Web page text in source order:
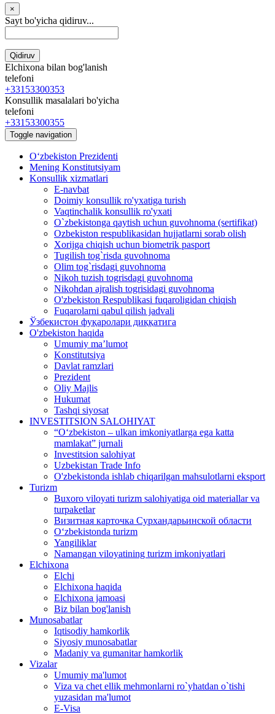
×
Sayt bo'yicha qidiruv...
Qidiruv
Elchixona bilan bog'lanish
telefoni
+33153300353
Konsullik masalalari bo'yicha
telefoni
+33153300355
Toggle navigation
Oʻzbekiston Prezidenti
Mening Konstitutsiyam
Konsullik xizmatlari
E-navbat
Doimiy konsullik ro'yxatiga turish
Vaqtinchalik konsullik ro'yxati
O`zbekistonga qaytish uchun guvohnoma (sertifikat)
Ozbekiston respublikasidan hujjatlarni sorab olish
Xorijga chiqish uchun biometrik pasport
Tugilish tog`risda guvohnoma
Olim tog`risdagi guvohnoma
Nikoh tuzish togrisdagi guvohnoma
Nikohdan ajralish togrisidagi guvohnoma
O'zbekiston Respublikasi fuqaroligidan chiqish
Fuqarolarni qabul qilish jadvali
Ўзбекистон фуқаролари диққатига
O'zbekiston haqida
Umumiy ma’lumot
Konstitutsiya
Davlat ramzlari
Prezident
Oliy Majlis
Hukumat
Tashqi siyosat
INVESTITSION SALOHIYAT
“Oʻzbekiston – ulkan imkoniyatlarga ega katta
mamlakat” jurnali
Investitsion salohiyat
Uzbekistan Trade Info
O'zbekistonda ishlab chiqarilgan mahsulotlarni eksport
Turizm
Buxoro viloyati turizm salohiyatiga oid materiallar va
turpaketlar
Визитная карточка Сурхандарьинской области
Oʻzbekistonda turizm
Yangiliklar
Namangan viloyatining turizm imkoniyatlari
Elchixona
Elchi
Elchixona haqida
Elchixona jamoasi
Biz bilan bog'lanish
Munosabatlar
Iqtisodiy hamkorlik
Siyosiy munosabatlar
Madaniy va gumanitar hamkorlik
Vizalar
Umumiy ma'lumot
Viza va chet ellik mehmonlarni ro`yhatdan o`tishi
yuzasidan ma'lumot
E-Visa